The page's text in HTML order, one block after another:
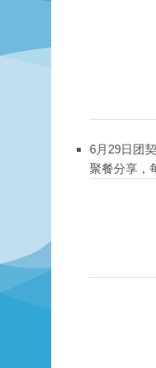
6月29日团
聚餐分享，